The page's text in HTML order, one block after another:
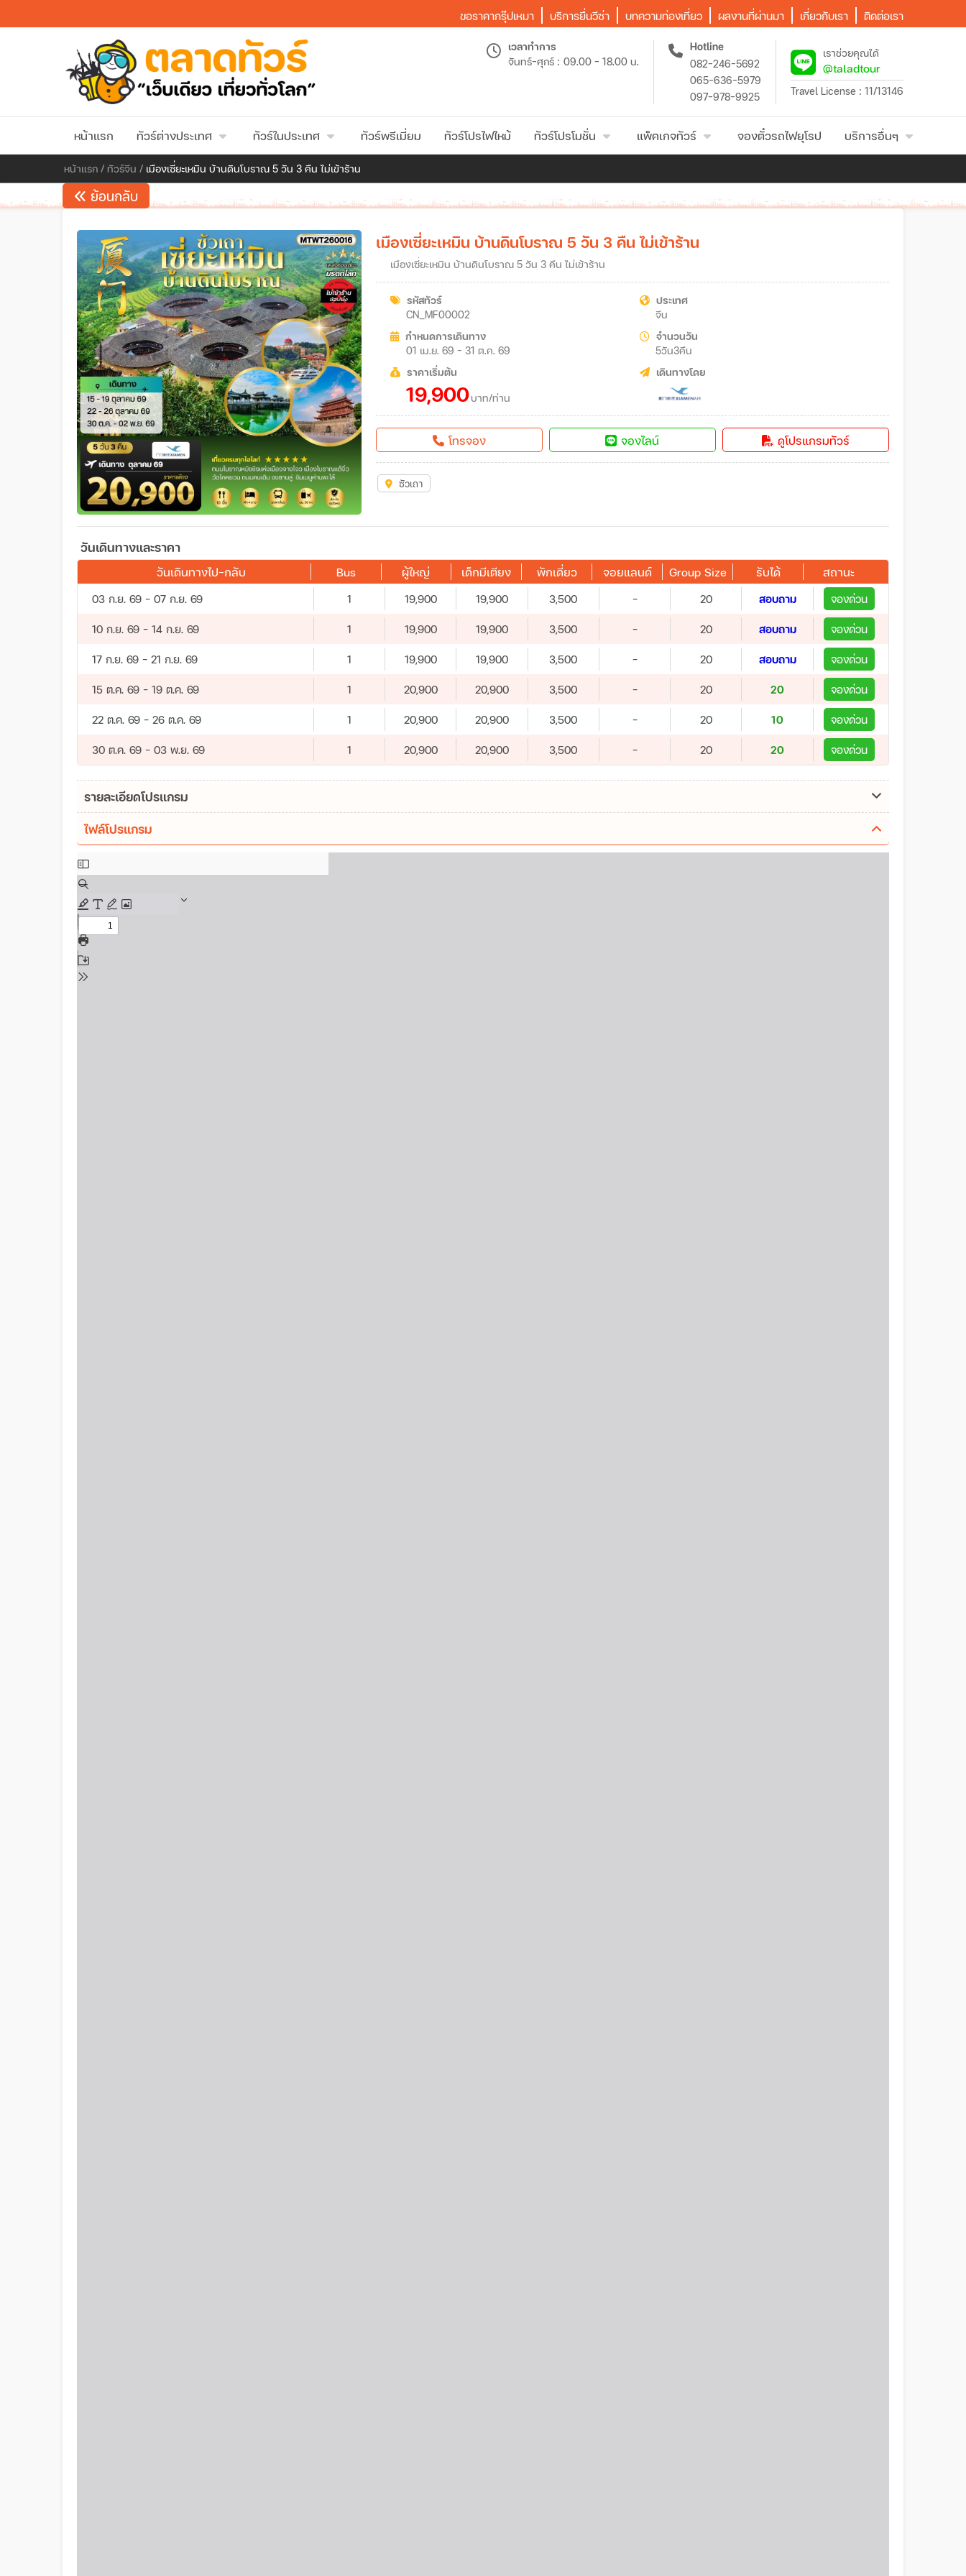
ขอราคากรุ๊ปเหมา บริการยื่นวีซ่า บทความท่องเที่ยว ผลงานที่ผ่านมา เกี่ยวกับเรา ติดต่อเรา
เวลาทำการ
จันทร์-ศุกร์ : 09.00 - 18.00 น.
Hotline
082-246-5692
065-636-5979
097-978-9925
เราช่วยคุณได้
@taladtour
Travel License : 11/13146
หน้าแรก ทัวร์ต่างประเทศ ทัวร์ในประเทศ ทัวร์พรีเมี่ยม ทัวร์โปรไฟไหม้ ทัวร์โปรโมชั่น แพ็คเกจทัวร์ จองตั๋วรถไฟยุโรป บริการอื่นๆ
หน้าแรก / ทัวร์จีน / เมืองเซี่ยะเหมิน บ้านดินโบราณ 5 วัน 3 คืน ไม่เข้าร้าน
ย้อนกลับ
เมืองเซี่ยะเหมิน บ้านดินโบราณ 5 วัน 3 คืน ไม่เข้าร้าน
เมืองเซี่ยะเหมิน บ้านดินโบราณ 5 วัน 3 คืน ไม่เข้าร้าน
รหัสทัวร์
CN_MF00002
ประเทศ
จีน
กำหนดการเดินทาง
01 เม.ย. 69 - 31 ต.ค. 69
จำนวนวัน
5วัน3คืน
ราคาเริ่มต้น
19,900บาท/ท่าน
เดินทางโดย
โทรจอง จองไลน์ ดูโปรแกรมทัวร์
ซัวเถา
วันเดินทางและราคา
วันเดินทางไป-กลับ Bus ผู้ใหญ่ เด็กมีเตียง พักเดี่ยว จอยแลนด์ Group Size รับได้ สถานะ
03 ก.ย. 69 - 07 ก.ย. 69 1 19,900 19,900 3,500 - 20 สอบถาม
จองด่วน
10 ก.ย. 69 - 14 ก.ย. 69
1 19,900 19,900 3,500 - 20 สอบถาม
จองด่วน
17 ก.ย. 69 - 21 ก.ย. 69
1 19,900 19,900 3,500 - 20 สอบถาม
จองด่วน
15 ต.ค. 69 - 19 ต.ค. 69
1 20,900 20,900 3,500 - 20 20
จองด่วน
22 ต.ค. 69 - 26 ต.ค. 69
1 20,900 20,900 3,500 - 20 10
จองด่วน
30 ต.ค. 69 - 03 พ.ย. 69
1 20,900 20,900 3,500 - 20 20 จองด่วน
รายละเอียดโปรแกรม
ไฟล์โปรแกรม